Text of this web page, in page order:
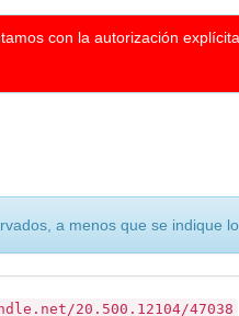
con la autorización
a menos que se indique
20.500.12104/47038